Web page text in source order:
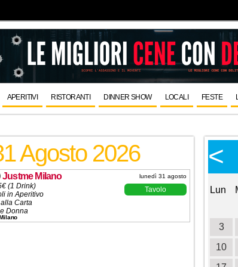
APERITIVI RISTORANTI DINNER SHOW LOCALI FESTE
Agosto 2026
lunedì 31 agosto
Justme Milano
(1 Drink)
in Aperitivo
Carta
Donna
Tavolo
<
Calendario Eventi
Ottobre 2026
Lun Ven Sab
Dom
<
Lun
3
10